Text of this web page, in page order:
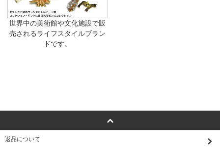
世界中の美術館や文化施設で販
売されるライフスタイルブラン
ドです。
返品について